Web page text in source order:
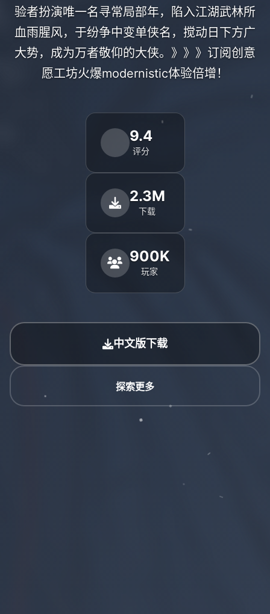
验者扮演唯一名寻常局部年，陷入江湖武林所
血雨腥风，于纷争中变单侠名，搅动日下方广
大势，成为万者敬仰的大侠。》》》订阅创意
愿工坊火爆modernistic体验倍增！
9.4
评分
2.3M
下载
900K
玩家
中文版下载
探索更多